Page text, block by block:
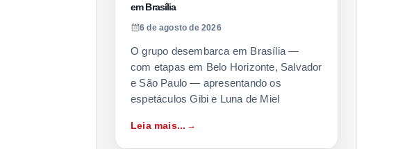
em Brasília
6 de agosto de 2026
O grupo desembarca em Brasília —
com etapas em Belo Horizonte, Salvador
e São Paulo — apresentando os
espetáculos Gibi e Luna de Miel
Leia mais...